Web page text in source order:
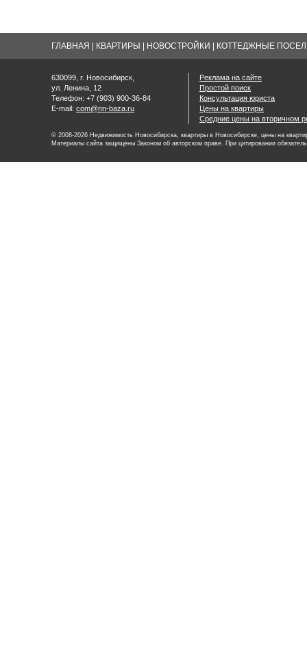
ГЛАВНАЯ КВАРТИРЫ НОВОСТРОЙКИ КОТТЕДЖНЫЕ
630099, г. Новосибирск,
ул. Ленина, 12
Телефон: +7 (903) 900-36-84
E-mail: com@nn-baza.ru
Реклама на сайте
Простой поиск
Консультация юриста
Цены на квартиры
Средние цены на вторичном
© 2008-2026 Недвижимость Новосибирска, квартиры в Новосибирске, цены на
Материалы сайта защищены Законом об авторском праве. При цитировании